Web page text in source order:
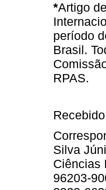
*Artigo
período
Brasil.
RPAS.
Silva
Ciências
96203-